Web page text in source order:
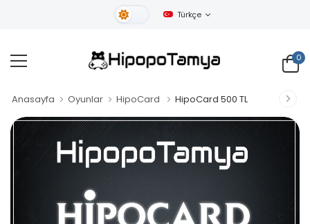
Gündüz Tema
Türkçe
0
Anasayfa Oyunlar HipoCard HipoCard 500 TL